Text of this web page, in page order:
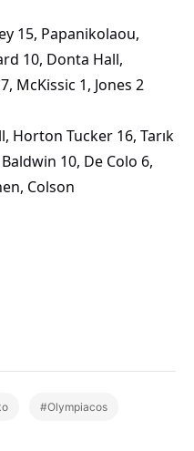
15, Papanikolaou,
10, Donta Hall,
McKissic 1, Jones 2
Horton Tucker 16, Tarık
10, De Colo 6,
Colson
#Olympiacos